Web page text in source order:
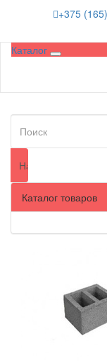
+375
Каталог
Каталог товаров